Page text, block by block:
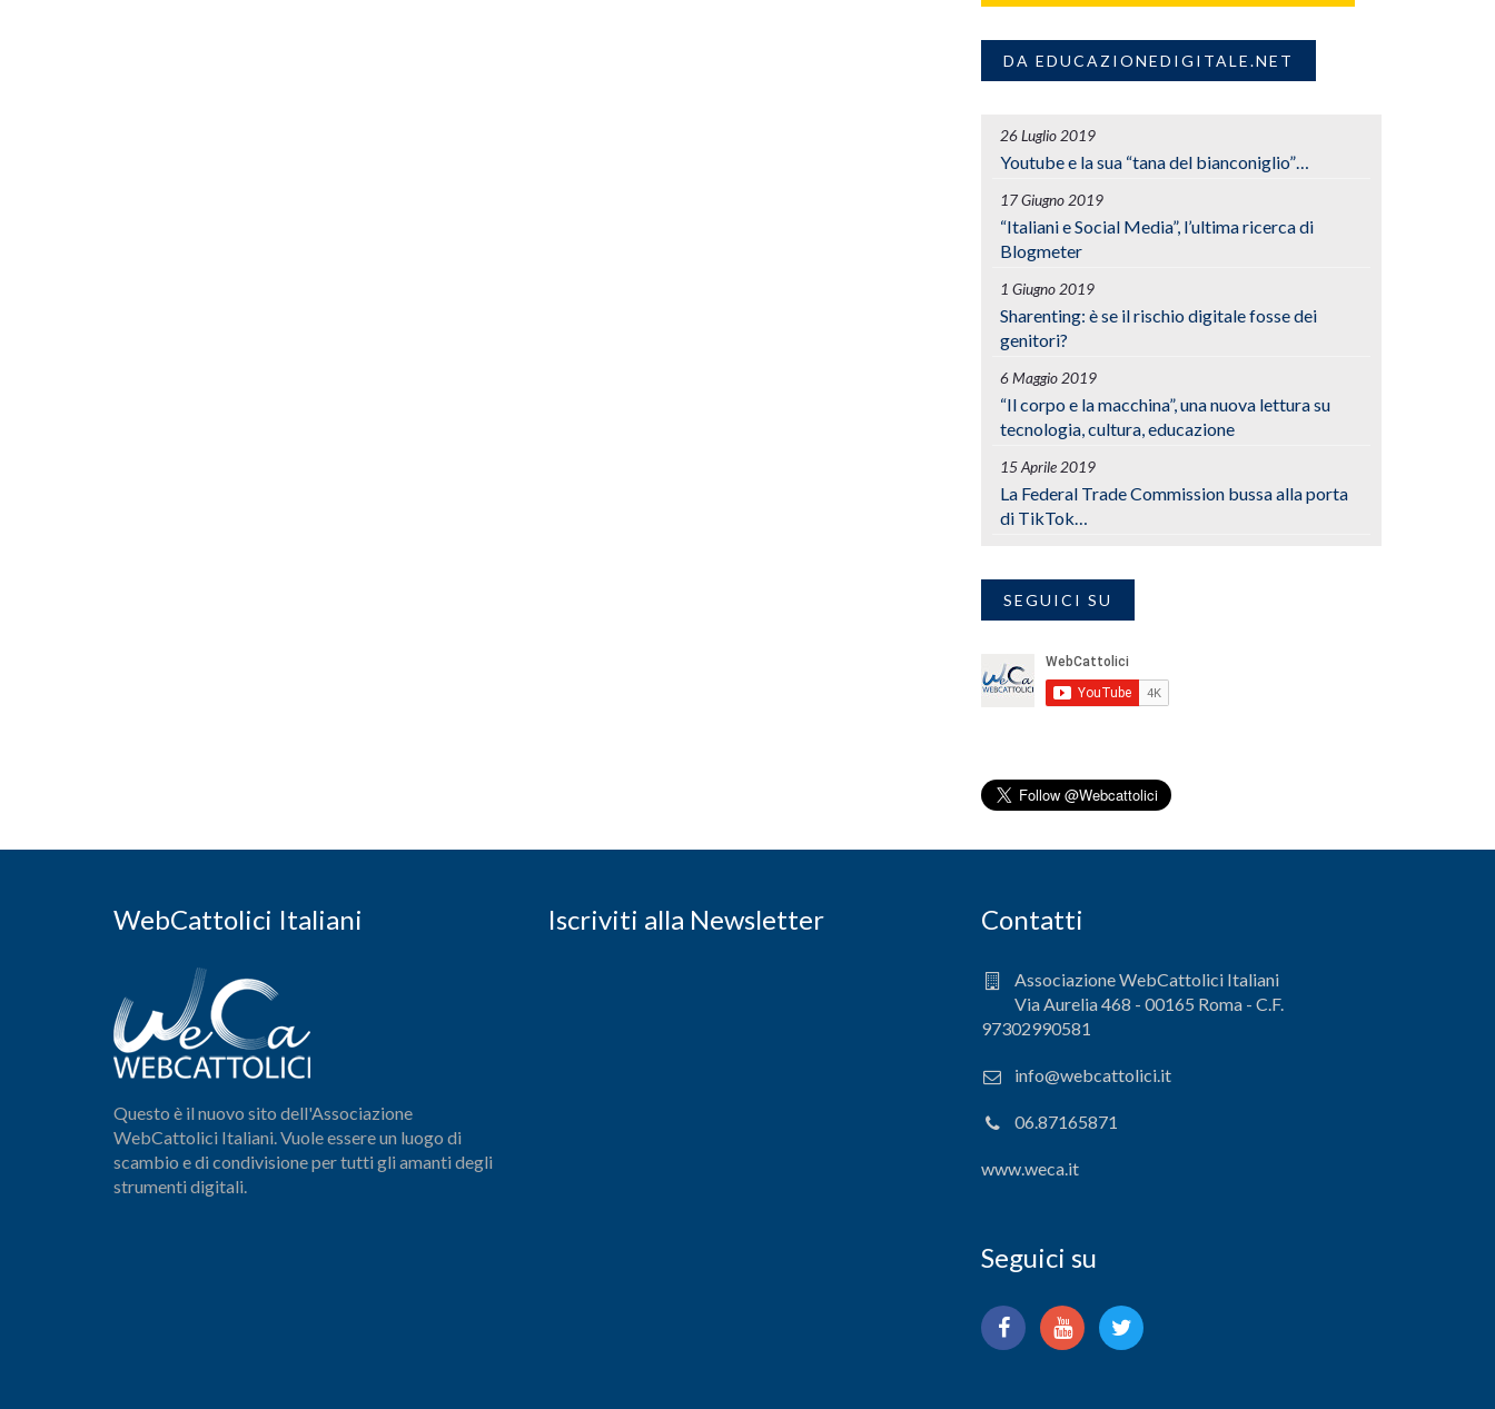
DA EDUCAZIONEDIGITALE.NET
26 Luglio 2019
Youtube e la sua “tana del bianconiglio”…
17 Giugno 2019
“Italiani e Social Media”, l’ultima ricerca di
Blogmeter
1 Giugno 2019
Sharenting: è se il rischio digitale fosse dei
genitori?
6 Maggio 2019
“Il corpo e la macchina”, una nuova lettura su
tecnologia, cultura, educazione
15 Aprile 2019
La Federal Trade Commission bussa alla porta
di TikTok…
SEGUICI SU
WebCattolici Italiani
Questo è il nuovo sito dell'Associazione
WebCattolici Italiani. Vuole essere un luogo di
scambio e di condivisione per tutti gli amanti degli
strumenti digitali.
Iscriviti alla Newsletter Contatti
Associazione WebCattolici Italiani
Via Aurelia 468 - 00165 Roma - C.F.
97302990581
info@webcattolici.it
06.87165871
www.weca.it
Seguici su